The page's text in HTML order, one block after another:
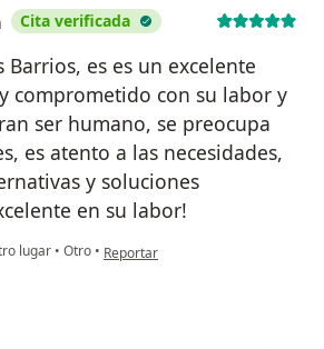
Cita verificada
Barrios, es es un excelente
comprometido con su labor y
ser humano, se preocupa
es atento a las necesidades,
y soluciones
en su labor!
lugar • Otro • en opinión del usuario Héctor
Reportar